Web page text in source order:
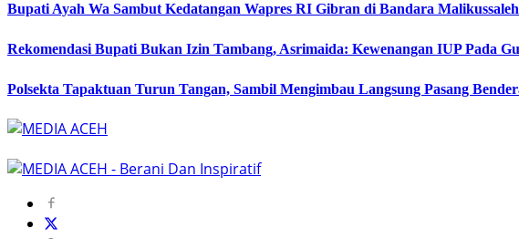
Bupati Ayah Wa Sambut Kedatangan Wapres RI Gibran di Bandara Malikussaleh
Rekomendasi Bupati Bukan Izin Tambang, Asrimaida: Kewenangan IUP Pada
Polsekta Tapaktuan Turun Tangan, Sambil Mengimbau Langsung Pasang